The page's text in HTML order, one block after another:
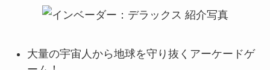
大量の宇宙人から地球を守り抜くアーケードゲ